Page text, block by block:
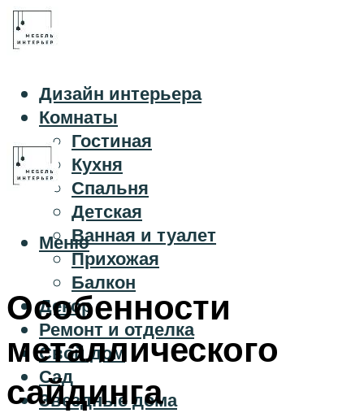
Дизайн интерьера
Комнаты
Гостиная
Кухня
Спальня
Детская
Ванная и туалет
Прихожая
Балкон
Декор
Ремонт и отделка
Свой дом
Сад
Звездные дома
Меню
Особенности
металлического
сайдинга